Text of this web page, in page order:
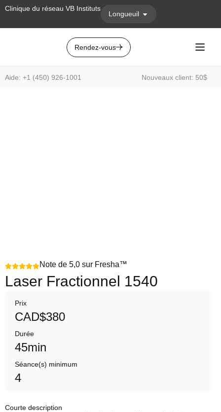
Clinique du réseau VB Instituts
Longueuil
Rendez-vous
Aide: +1 (450) 926-1001 Nouveaux client: 50$
Note de 5,0 sur Fresha™
Laser Fractionnel 1540
Prix
CAD$380
Durée
45min
Séance(s) minimum
4
Courte description